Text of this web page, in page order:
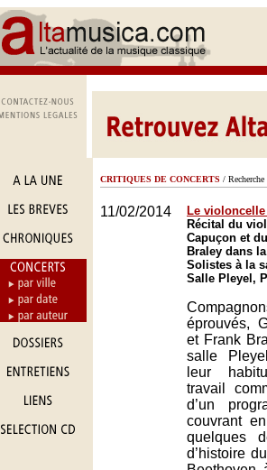
CRITIQUES DE CONCERTS / Recherche
11/02/2014
Le
Récital du
Capuçon et
Braley dans
Solistes à la
Salle Pleyel,
éprouvés,
et Frank
salle
leur
travail
d’un
couvrant
quelques
d’histoire